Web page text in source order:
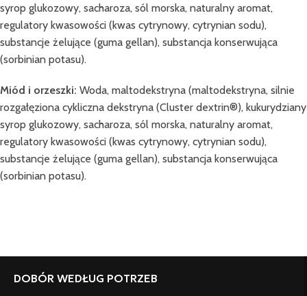
syrop glukozowy, sacharoza, sól morska, naturalny aromat,
regulatory kwasowości (kwas cytrynowy, cytrynian sodu),
substancje żelujące (guma gellan), substancja konserwująca
(sorbinian potasu).
Miód i orzeszki: Woda, maltodekstryna (maltodekstryna, silnie
rozgałęziona cykliczna dekstryna (Cluster dextrin®), kukurydziany
syrop glukozowy, sacharoza, sól morska, naturalny aromat,
regulatory kwasowości (kwas cytrynowy, cytrynian sodu),
substancje żelujące (guma gellan), substancja konserwująca
(sorbinian potasu).
DOBÓR WEDŁUG POTRZEB